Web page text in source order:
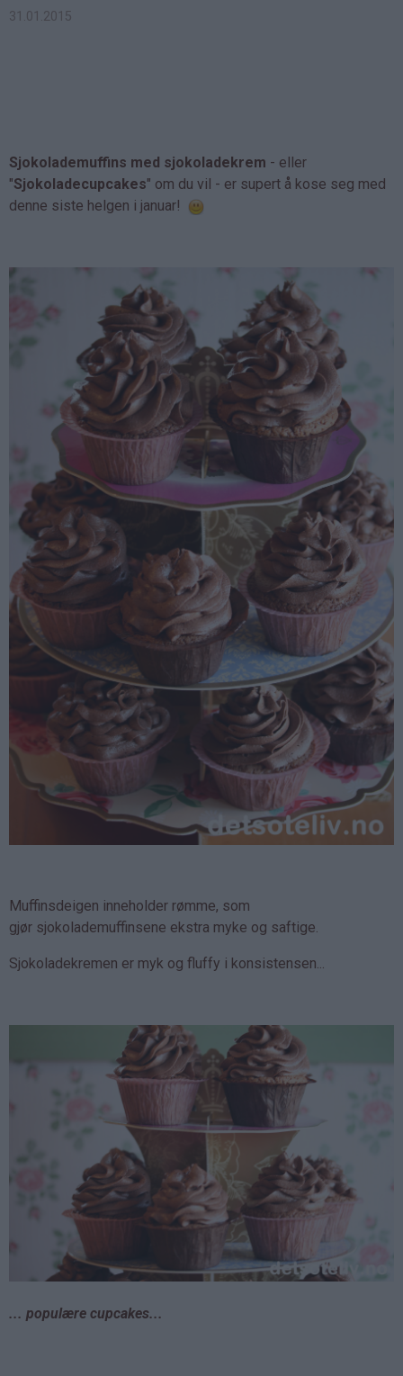
31.01.2015
Sjokolademuffins med sjokoladekrem - eller
"Sjokoladecupcakes" om du vil - er supert å kose seg med
denne siste helgen i januar!
Muffinsdeigen inneholder rømme, som
gjør sjokolademuffinsene ekstra myke og saftige.
Sjokoladekremen er myk og fluffy i konsistensen...
... populære cupcakes...